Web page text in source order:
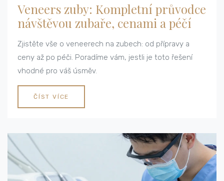
Veneers zuby: Kompletní průvodce
návštěvou zubaře, cenami a péčí
Zjistěte vše o veneerech na zubech: od přípravy a
ceny až po péči. Poradíme vám, jestli je toto řešení
vhodné pro váš úsměv.
ČÍST VÍCE